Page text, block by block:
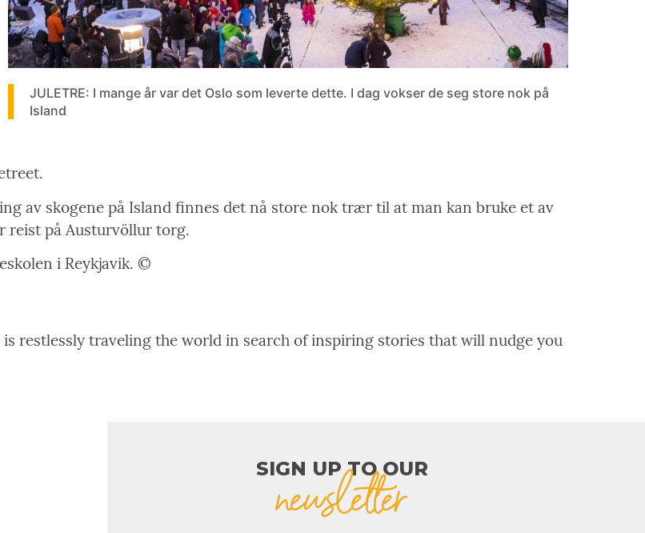
JULETRE: I mange år var det Oslo som leverte dette. I dag vokser de seg store nok på
Island
av skogene på Island finnes det nå store nok trær til at man kan bruke et av
reist på Austurvöllur torg.
i Reykjavik. ©
restlessly traveling the world in search of inspiring stories that will nudge you
SIGN UP TO OUR​
newsletter